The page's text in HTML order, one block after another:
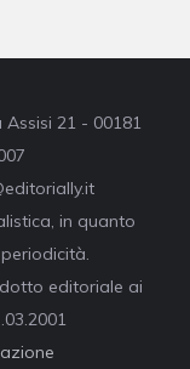
21 - 00181
in quanto
editoriale ai